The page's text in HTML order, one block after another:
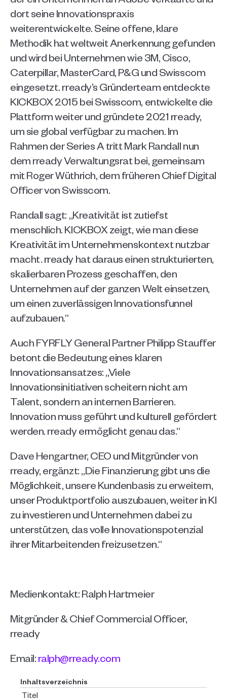
dort seine Innovationspraxis
weiterentwickelte. Seine offene, klare
Methodik hat weltweit Anerkennung gefunden
und wird bei Unternehmen wie 3M, Cisco,
Caterpillar, MasterCard, P&G und Swisscom
eingesetzt. rready’s Gründerteam entdeckte
KICKBOX 2015 bei Swisscom, entwickelte die
Plattform weiter und gründete 2021 rready,
um sie global verfügbar zu machen. Im
Rahmen der Series A tritt Mark Randall nun
dem rready Verwaltungsrat bei, gemeinsam
mit Roger Wüthrich, dem früheren Chief Digital
Officer von Swisscom.
Randall sagt: „Kreativität ist zutiefst
menschlich. KICKBOX zeigt, wie man diese
Kreativität im Unternehmenskontext nutzbar
macht. rready hat daraus einen strukturierten,
skalierbaren Prozess geschaffen, den
Unternehmen auf der ganzen Welt einsetzen,
um einen zuverlässigen Innovationsfunnel
aufzubauen.“
Auch FYRFLY General Partner Philipp Stauffer
betont die Bedeutung eines klaren
Innovationsansatzes: „Viele
Innovationsinitiativen scheitern nicht am
Talent, sondern an internen Barrieren.
Innovation muss geführt und kulturell gefördert
werden. rready ermöglicht genau das.“
Dave Hengartner, CEO und Mitgründer von
rready, ergänzt: „Die Finanzierung gibt uns die
Möglichkeit, unsere Kundenbasis zu erweitern,
unser Produktportfolio auszubauen, weiter in KI
zu investieren und Unternehmen dabei zu
unterstützen, das volle Innovationspotenzial
ihrer Mitarbeitenden freizusetzen.“
Medienkontakt: Ralph Hartmeier
Mitgründer & Chief Commercial Officer,
rready
Email: ralph@rready.com
Inhaltsverzeichnis
Titel